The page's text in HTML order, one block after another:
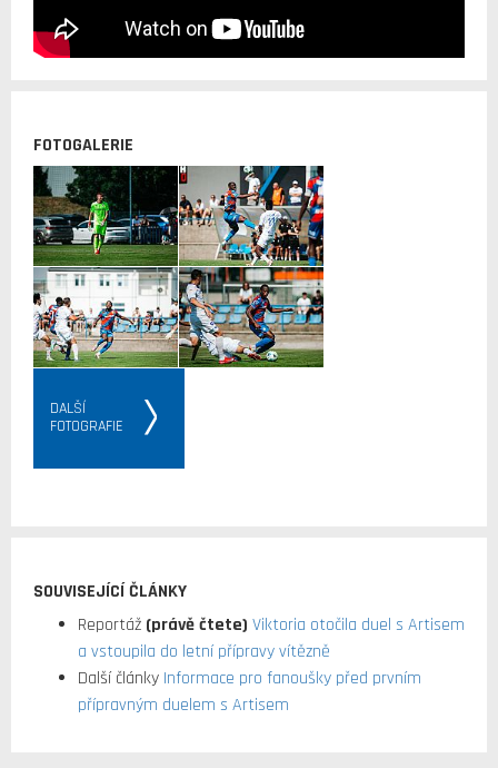
FOTOGALERIE
DALŠÍ
FOTOGRAFIE
SOUVISEJÍCÍ ČLÁNKY
Reportáž (právě čtete) Viktoria otočila duel s Artisem
a vstoupila do letní přípravy vítězně
Další články Informace pro fanoušky před prvním
přípravným duelem s Artisem